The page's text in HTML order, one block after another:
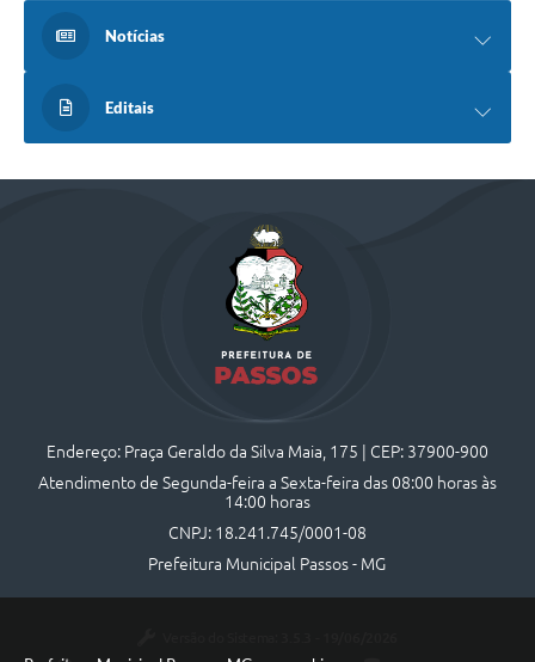
Notícias
Editais
Endereço: Praça Geraldo da Silva Maia, 175 | CEP: 37900-900
Atendimento de Segunda-feira a Sexta-feira das 08:00 horas às
14:00 horas
CNPJ: 18.241.745/0001-08
Prefeitura Municipal Passos - MG